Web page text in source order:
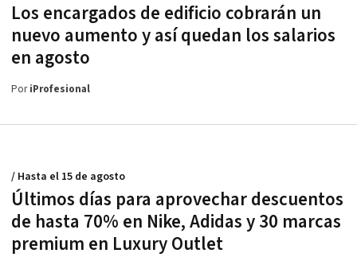
Los encargados de edificio cobrarán un
nuevo aumento y así quedan los salarios
en agosto
PoriProfesional
Últimos días para aprovechar descuentos
de hasta 70% en Nike, Adidas y 30 marcas
premium en Luxury Outlet
/ Hasta el 15 de agosto